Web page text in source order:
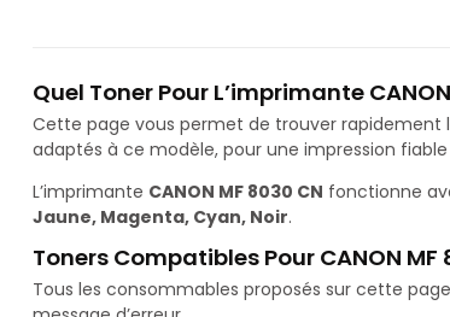
Quel Toner Pour L’imprimante
Cette page vous permet de trouver rapidement
adaptés à ce modèle, pour une impression
L’imprimante CANON MF 8030 CN fonctionne
Jaune, Magenta, Cyan, Noir.
Toners Compatibles Pour CANON MF
Tous les consommables proposés sur cette